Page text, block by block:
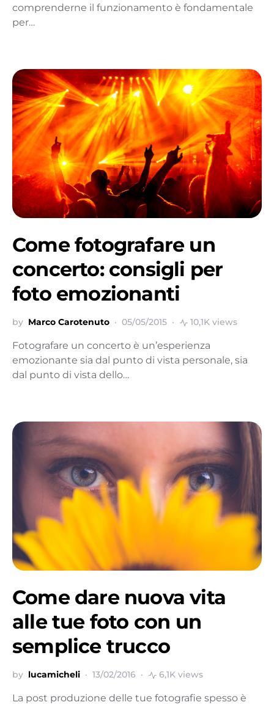
comprenderne il funzionamento è fondamentale
per…
Come fotografare un
concerto: consigli per
foto emozionanti
by Marco Carotenuto 05/05/2015 10,1K views
Fotografare un concerto è un’esperienza
emozionante sia dal punto di vista personale, sia
dal punto di vista dello…
Come dare nuova vita
alle tue foto con un
semplice trucco
by lucamicheli 13/02/2016 6,1K views
La post produzione delle tue fotografie spesso è